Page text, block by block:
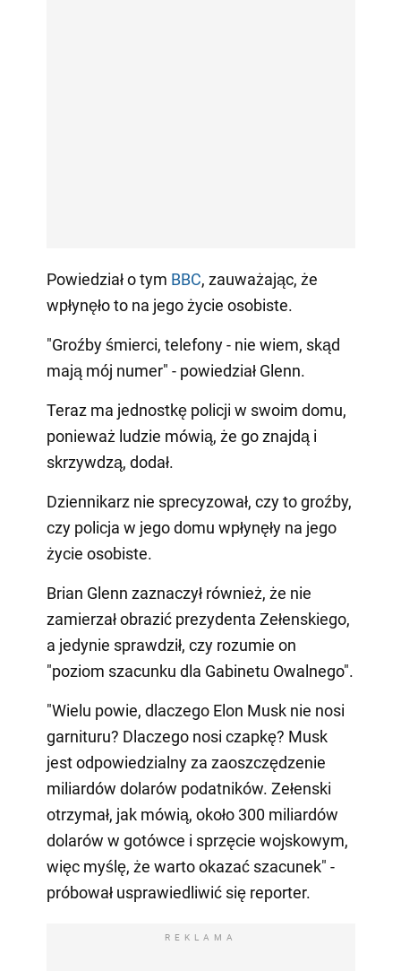
Powiedział o tym BBC, zauważając, że
wpłynęło to na jego życie osobiste.
"Groźby śmierci, telefony - nie wiem, skąd
mają mój numer" - powiedział Glenn.
Teraz ma jednostkę policji w swoim domu,
ponieważ ludzie mówią, że go znajdą i
skrzywdzą, dodał.
Dziennikarz nie sprecyzował, czy to groźby,
czy policja w jego domu wpłynęły na jego
życie osobiste.
Brian Glenn zaznaczył również, że nie
zamierzał obrazić prezydenta Zełenskiego,
a jedynie sprawdził, czy rozumie on
"poziom szacunku dla Gabinetu Owalnego".
"Wielu powie, dlaczego Elon Musk nie nosi
garnituru? Dlaczego nosi czapkę? Musk
jest odpowiedzialny za zaoszczędzenie
miliardów dolarów podatników. Zełenski
otrzymał, jak mówią, około 300 miliardów
dolarów w gotówce i sprzęcie wojskowym,
więc myślę, że warto okazać szacunek" -
próbował usprawiedliwić się reporter.
REKLAMA